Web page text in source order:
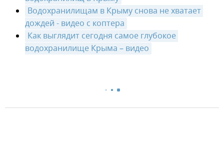
Водохранилищам в Крыму снова не хватает
дождей - видео с коптера
Как выглядит сегодня самое глубокое
водохранилище Крыма – видео